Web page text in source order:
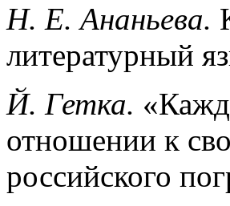
Н. Е. Ананьева.
литературный
Й. Гетка.
отношении к
российского